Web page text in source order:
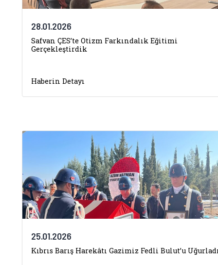
28.01.2026
Safvan ÇES’te Otizm Farkındalık Eğitimi
Gerçekleştirdik
Haberin Detayı
25.01.2026
Kıbrıs Barış Harekâtı Gazimiz Fedli Bulut’u